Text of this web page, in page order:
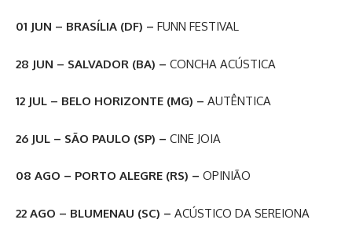
01 JUN – BRASÍLIA (DF) – FUNN FESTIVAL
28 JUN – SALVADOR (BA) – CONCHA ACÚSTICA
12 JUL – BELO HORIZONTE (MG) – AUTÊNTICA
26 JUL – SÃO PAULO (SP) – CINE JOIA
08 AGO – PORTO ALEGRE (RS) – OPINIÃO
22 AGO – BLUMENAU (SC) – ACÚSTICO DA SEREIONA